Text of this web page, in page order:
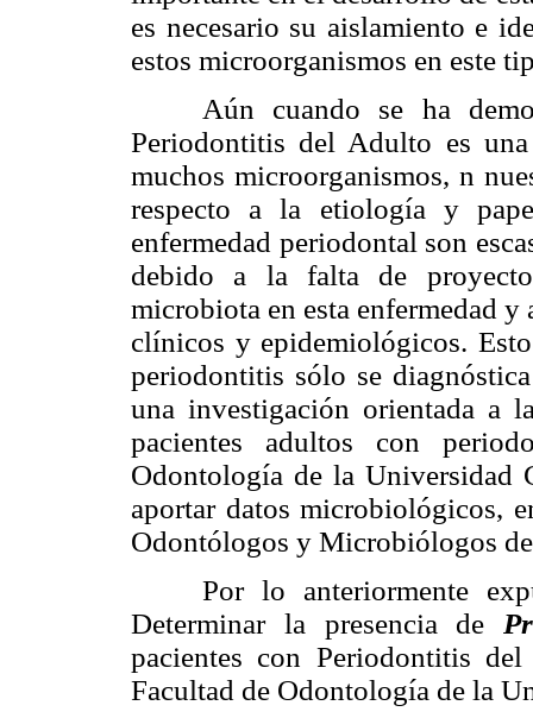
es necesario su aislamiento e
estos microorganismos en este
Aún cuando se ha
Periodontitis del Adulto es
muchos microorganismos, n
respecto a la etiología y
enfermedad periodontal son
debido a la falta de
microbiota en esta enfermedad
clínicos y epidemiológicos.
periodontitis sólo se
una investigación orientada a
pacientes adultos con
Odontología de la Universidad
aportar datos microbiológicos,
Odontólogos y Microbiólogos
Por lo anteriormente
Determinar la presencia de
pacientes con Periodontitis
Facultad de Odontología de la